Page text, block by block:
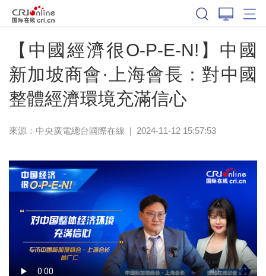
【中國經濟很O-P-E-N!】中國
新加坡商會·上海會長：對中國
整體經濟環境充滿信心
來源：中央廣電總台國際在線 | 2024-11-12 15:57:53